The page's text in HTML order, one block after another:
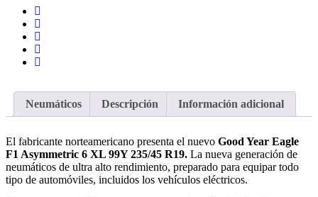
Neumáticos Descripción Información adicional
El fabricante norteamericano presenta el nuevo Good Year Eagle
F1 Asymmetric 6 XL 99Y 235/45 R19. La nueva generación de
neumáticos de ultra alto rendimiento, preparado para equipar todo
tipo de automóviles, incluidos los vehículos eléctricos.